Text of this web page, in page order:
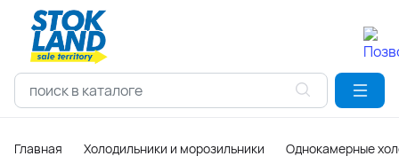
Главная Холодильники и морозильники Однокамерные